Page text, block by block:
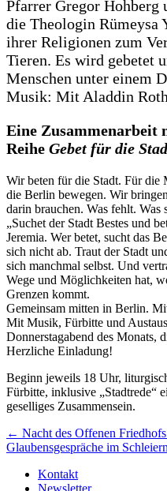
Pfarrer Gregor Hohberg
die Theologin Rümeysa
ihrer Religionen zum
Tieren. Es wird gebetet
Menschen unter einem
Musik: Mit Aladdin
Eine Zusammenarbeit
Reihe Gebet für die
Wir beten für die Stadt. Für die
die Berlin bewegen. Wir
darin brauchen. Was fehlt. Was
„Suchet der Stadt Bestes und
Jeremia. Wer betet, sucht das
sich nicht ab. Traut der Stadt
sich manchmal selbst. Und
Wege und Möglichkeiten hat,
Grenzen kommt.
Gemeinsam mitten in Berlin.
Mit Musik, Fürbitte und
Donnerstagabend des Monats,
Herzliche Einladung!
Beginn jeweils 18 Uhr,
Fürbitte, inklusive „Stadtrede“
geselliges Zusammensein.
Beitragsnavigation
← Nacht des Offenen
Glaubensgespräche im
Kontakt
Newsletter